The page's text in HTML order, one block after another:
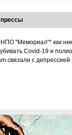
прессы
"Мемориал"* как
Covid-19 и
связали с